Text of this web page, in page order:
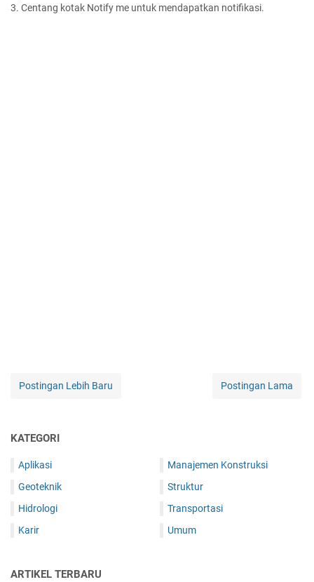
3. Centang kotak Notify me untuk mendapatkan notifikasi.
Postingan Lebih Baru Postingan Lama
KATEGORI
Aplikasi
Geoteknik
Hidrologi
Karir
Manajemen Konstruksi
Struktur
Transportasi
Umum
ARTIKEL TERBARU